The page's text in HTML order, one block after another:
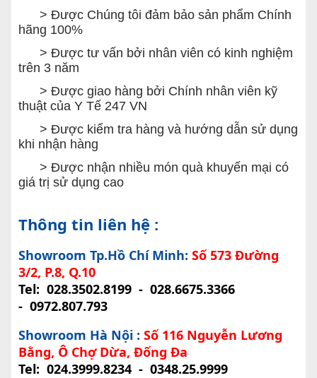
> Được Chúng tôi đảm bảo sản phẩm Chính
hãng 100%
> Được tư vấn bởi nhân viên có kinh nghiệm
trên 3 năm
> Được giao hàng bởi Chính nhân viên kỹ
thuật của Y Tế 247 VN
> Được kiểm tra hàng và hướng dẫn sử dụng
khi nhận hàng
> Được nhận nhiều món quà khuyến mại có
giá trị sử dụng cao
Thông tin liên hệ :
Showroom Tp.Hồ Chí Minh: Số 573 Đường
3/2, P.8, Q.10
Tel: 028.3502.8199- 028.6675.3366
- 0972.807.793
Showroom Hà Nội : Số 116 Nguyễn Lương
Bằng, Ô Chợ Dừa, Đống Đa
Tel: 024.3999.8234- 0348.25.9999